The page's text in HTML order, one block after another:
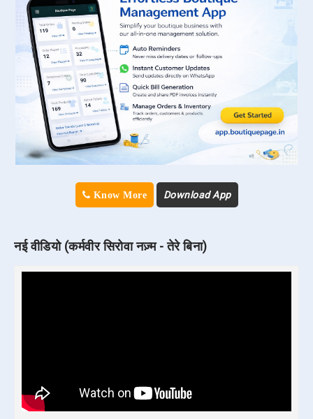
Know More Download App
नई वीडियो (कर्मवीर सिरोवा नज़्म - तेरे बिना)